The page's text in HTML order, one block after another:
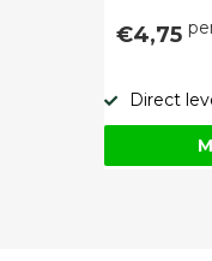
€4,75
Direct